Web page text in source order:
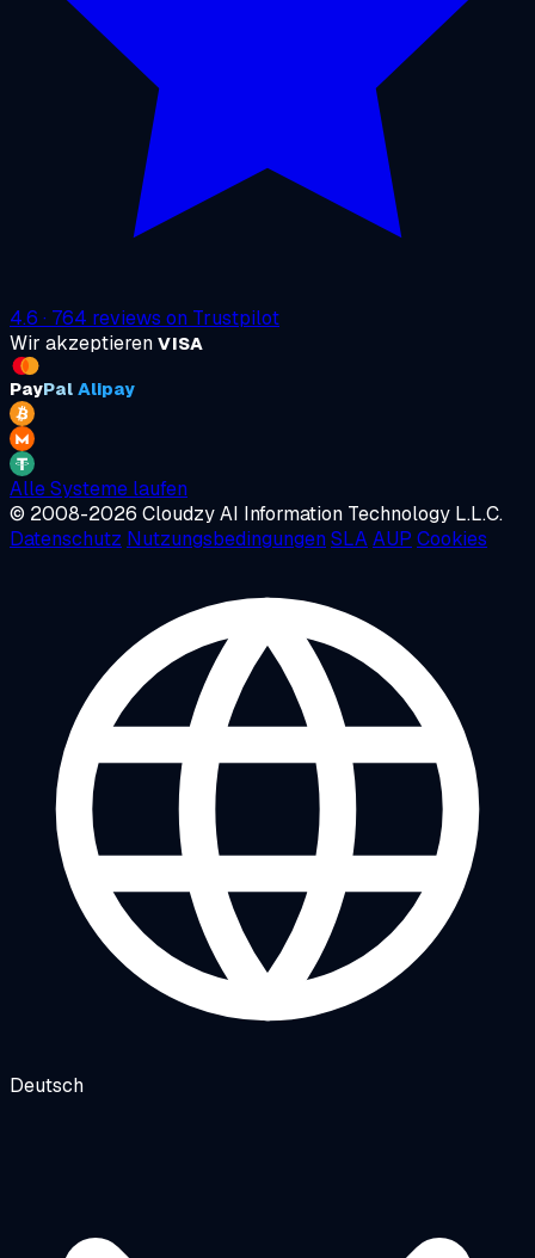
4.6 · 764 reviews on Trustpilot
Wir akzeptieren VISA
PayPal Alipay
Alle Systeme laufen
© 2008-2026 Cloudzy AI Information Technology L.L.C.
Datenschutz Nutzungsbedingungen SLAAUP Cookies
Deutsch